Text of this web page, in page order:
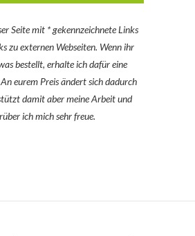
Seite mit * gekennzeichnete Links
zu externen Webseiten. Wenn ihr
bestellt, erhalte ich dafür eine
eurem Preis ändert sich dadurch
damit aber meine Arbeit und
ich mich sehr freue.